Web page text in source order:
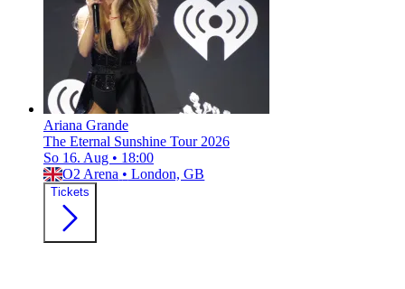
Ariana Grande
The Eternal Sunshine Tour 2026
So 16. Aug • 18:00
O2 Arena • London, GB
Tickets